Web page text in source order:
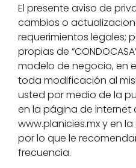
El presente aviso de
cambios o
requerimientos legales;
propias de
modelo de negocio, en
toda modificación al
usted por medio de la
en la página de internet
www.planicies.mx y en
por lo que le
frecuencia.